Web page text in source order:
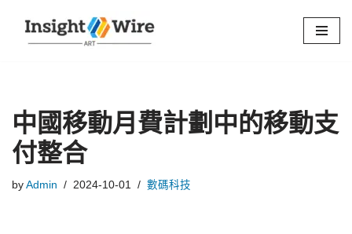
Skip
中國移動月費計劃中的移動支
付整合
by Admin 2024-10-01 數碼科技